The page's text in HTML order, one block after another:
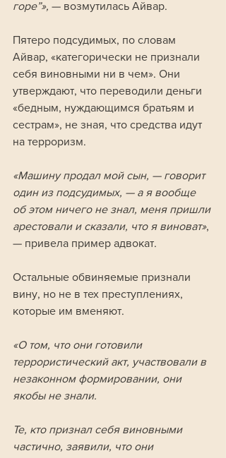
горе”», — возмутилась Айвар.
Пятеро подсудимых, по словам
Айвар, «категорически не признали
себя виновными ни в чем». Они
утверждают, что переводили деньги
«бедным, нуждающимся братьям и
сестрам», не зная, что средства идут
на терроризм.
«Машину продал мой сын, — говорит
один из подсудимых, — а я вообще
об этом ничего не знал, меня пришли
арестовали и сказали, что я виноват»,
— привела пример адвокат.
Остальные обвиняемые признали
вину, но не в тех преступлениях,
которые им вменяют.
«О том, что они готовили
террористический акт, участвовали в
незаконном формировании, они
якобы не знали.
Те, кто признал себя виновными
частично, заявили, что они